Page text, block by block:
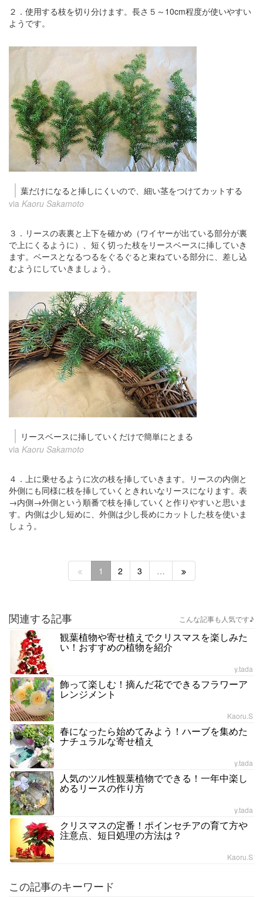
２．使用する枝を切り分けます。長さ５～10cm程度が使いやすい
ようです。
葉だけになると挿しにくいので、細い茎をつけてカットする
via Kaoru Sakamoto
３．リースの表裏と上下を確かめ（ワイヤーが出ている部分が裏
で上にくるように）、短く切った枝をリースベースに挿していき
ます。ベースとなるつるをぐるぐると束ねている部分に、差し込
むようにしていきましょう。
リースベースに挿していくだけで簡単にとまる
via Kaoru Sakamoto
４．上に乗せるように次の枝を挿していきます。リースの内側と
外側にも同様に枝を挿していくときれいなリースになります。表
→内側→外側という順番で枝を挿していくと作りやすいと思いま
す。内側は少し短めに、外側は少し長めにカットした枝を使いま
しょう。
1 2 3 …
関連する記事 こんな記事も人気です♪
観葉植物や寄せ植えでクリスマスを楽しみた
い！おすすめの植物を紹介
y.tada
飾って楽しむ！摘んだ花でできるフラワーア
レンジメント
Kaoru.S
春になったら始めてみよう！ハーブを集めた
ナチュラルな寄せ植え
y.tada
人気のツル性観葉植物でできる！一年中楽し
めるリースの作り方
y.tada
クリスマスの定番！ポインセチアの育て方や
注意点、短日処理の方法は？
Kaoru.S
この記事のキーワード